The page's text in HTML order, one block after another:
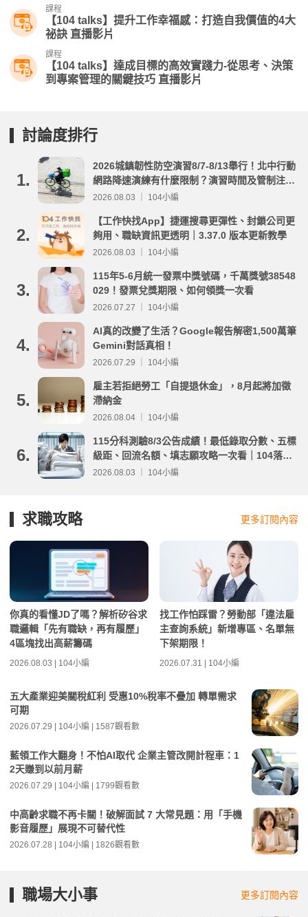
課程
【104 talks】提升工作幸福感：打造自我價值的4大
祕訣 直播影片
課程
【104 talks】達成目標的高效實踐力-從思考、決策
到專案管理的關鍵技巧 直播影片
討論度排行
1.
2026城鎮韌性防空演習8/7-8/13舉行！北中行動
網路降速演練有什麼限制？演習時間及管制注意
事項整理
2026.08.03 ｜ 104小編
2.
【工作快找App】捷運搜尋更彈性、封鎖公司更
夠用、職缺資訊更透明｜3.37.0 版本更新教學
2026.08.03 ｜ 104小編
3.
115年5-6月統一發票中獎號碼，千萬獎號38548
029！發票兌獎期限、如何領獎一次看
2026.07.27 ｜ 104小編
4.
AI真的改變了生活？Google報告解密1,500萬筆
Gemini對話真相！
2026.07.29 ｜ 104小編
5.
雇主若拒絕勞工「自提退休金」，8月起將加徵
滯納金
2026.08.04 ｜ 104小編
6.
115分科測驗8/3公告成績！最低錄取分數、五標
級距、回流名額、填志願攻略一次看｜104落點
分析
2026.08.03 ｜ 104小編
求職攻略 更多訂閱內容
你真的看懂JD了嗎？解析矽谷求
職邏輯「先有職缺，再有履歷」
4區塊找出高薪籌碼
2026.08.03 | 104小編
找工作怕踩雷？勞動部「違法雇
主查詢系統」新增專區、名單無
下架期限！
2026.07.31 | 104小編
五大產業迎美關稅紅利 受惠10%稅率不疊加 轉單需求
可期
2026.07.29 | 104小編 | 1587觀看數
藍領工作大翻身！不怕AI取代 企業主管改開計程車：1
2天賺到以前月薪
2026.07.29 | 104小編 | 1799觀看數
中高齡求職不再卡關！破解面試 7 大常見題：用「手機
影音履歷」展現不可替代性
2026.07.28 | 104小編 | 1826觀看數
職場大小事 更多訂閱內容